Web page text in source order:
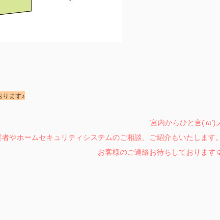
ります♪
宮内からひと言('ω')
やホームセキュリティシステムのご相談、ご紹介もいたします。
お客様のご連絡お待ちしております